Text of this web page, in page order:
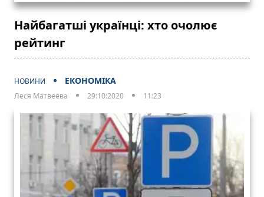
Найбагатші українці: хто очолює
рейтинг
НОВИНИ ЕКОНОМІКА
Леся Матвеева 29:10:2020 11:23